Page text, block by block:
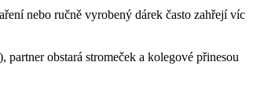
nebo ručně vyrobený dárek často zahřejí víc
obstará stromeček a kolegové přinesou